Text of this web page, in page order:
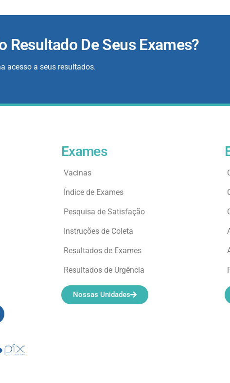
Resultado De Seus Exames?
acesso a seus resultados.
Exames
Vacinas
Índice de Exames
Pesquisa de Satisfação
Instruções de Coleta
Resultados de Exames
Resultados de Urgência
Nossas Unidades